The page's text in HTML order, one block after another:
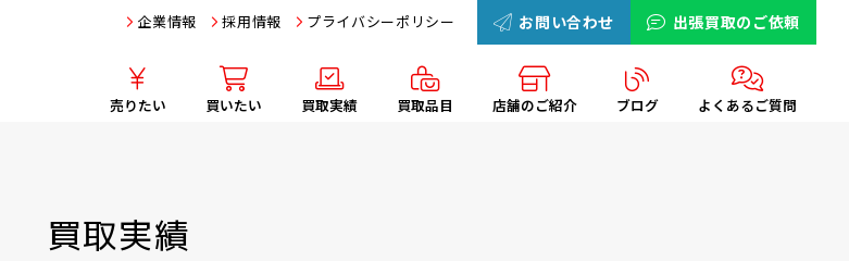
お問い合わせ 出張買取のご依頼
企業情報 採用情報 プライバシーポリシー
売りたい 買いたい 買取実績 買取品目 店舗のご紹介 ブログ よくあるご質問
買取実績